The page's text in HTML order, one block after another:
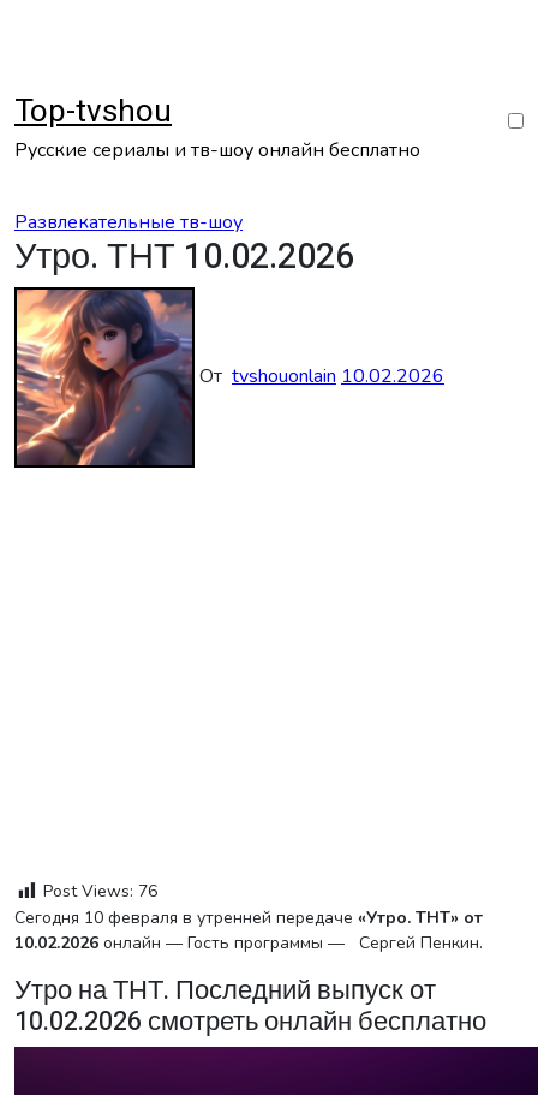
Top-tvshou
Русские сериалы и тв-шоу онлайн бесплатно
Развлекательные тв-шоу
Утро. ТНТ 10.02.2026
От tvshouonlain 10.02.2026
Post Views: 76
Сегодня 10 февраля в утренней передаче «Утро. ТНТ» от
10.02.2026 онлайн — Гость программы — Сергей Пенкин.
Утро на ТНТ. Последний выпуск от
10.02.2026 смотреть онлайн бесплатно